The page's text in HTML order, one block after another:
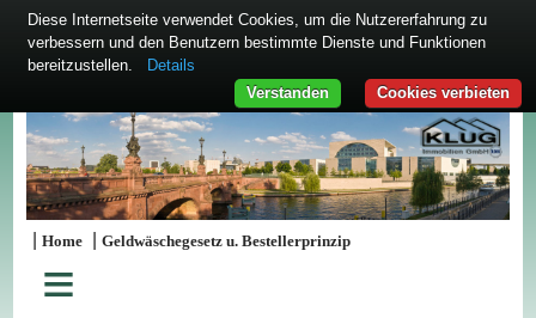
|Home |Geldwäschegesetz u. Bestellerprinzip
≡
Diese Internetseite verwendet Cookies, um die Nutzererfahrung zu
verbessern und den Benutzern bestimmte Dienste und Funktionen
bereitzustellen.
Details
Cookies verbieten
Verstanden